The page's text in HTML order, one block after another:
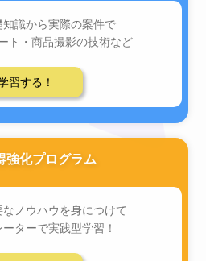
知識から実際の案件で
ト・商品撮影の技術など
習する！
強化プログラム
ノウハウを身につけて
ターで実践型学習！